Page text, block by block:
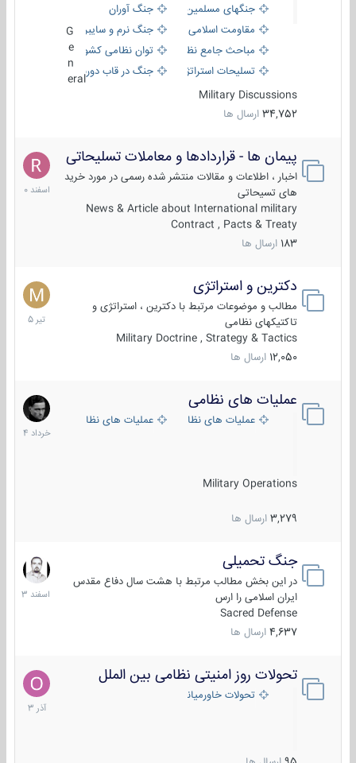
جنگهای مسلمین
جنگ آوران
مقاومت اسلامی
جنگ نرم و سایبری
مباحث جامع نظامی
توان نظامی کشورها
تسلیحات استراتژیک
جنگ در قاب دوربین
G
e
n
eral
Military Discussions
34,752 ارسال ها
پیمان ها - قراردادها و معاملات تسلیحاتی
اخبار ، اطلاعات و مقالات منتشر شده رسمی در مورد خرید
های تسیحاتی
News & Article about International military
Contract , Pacts & Treaty
183 ارسال ها
7
اسفند
دکترین و استراتژی
مطالب و موضوعات مرتبط با دکترین ، استراتژی و
تاکتیکهای نظامی
Military Doctrine , Strategy & Tactics
12,050 ارسال ها
27
تیر
عملیات های نظامی
عملیات های نظامی ایرانعملیات های نظامی خارجی
Military Operations
3,279 ارسال ها
5
خرداد
1404
جنگ تحمیلی
در این بخش مطالب مرتبط با هشت سال دفاع مقدس
ایران اسلامی را ارس
Sacred Defense
4,637 ارسال ها
20
اسفند
1403
تحولات روز امنیتی نظامی بین الملل
تحولات خاورمیانه
21
آذر